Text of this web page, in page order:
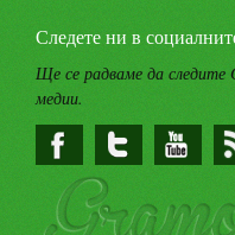
Следете ни в
Ще се радваме да следите
медии.